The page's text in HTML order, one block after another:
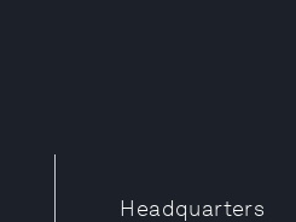
Headquarters